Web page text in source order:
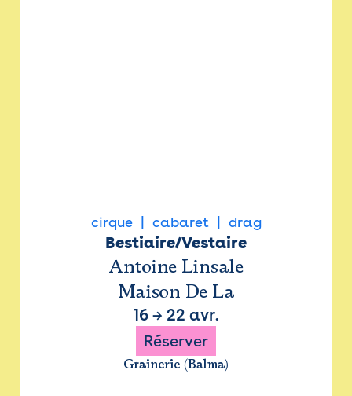
cirque cabaret drag
Bestiaire/Vestaire
Antoine Linsale
Maison De La
16→ 22 avr.
Réserver
Grainerie (Balma)